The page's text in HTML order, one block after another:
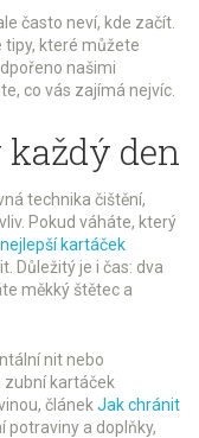
často neví, kde začít.
tipy, které můžete
našimi
co vás zajímá nejvíc.
den
technika čištění,
Pokud váháte, který
kartáček
Důležitý je i čas: dva
měkký štětec a
nit nebo
kartáček
článek Jak chránit
potraviny a doplňky,